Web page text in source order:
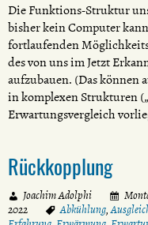
Die Funktions-Struktur
bisher kein Computer
fortlaufenden
des von uns im Jetzt
aufzubauen. (Das können
in komplexen Strukturen
Erwartungsvergleich
Rückkopplung
Joachim Adolphi
2022
Abkühlung,